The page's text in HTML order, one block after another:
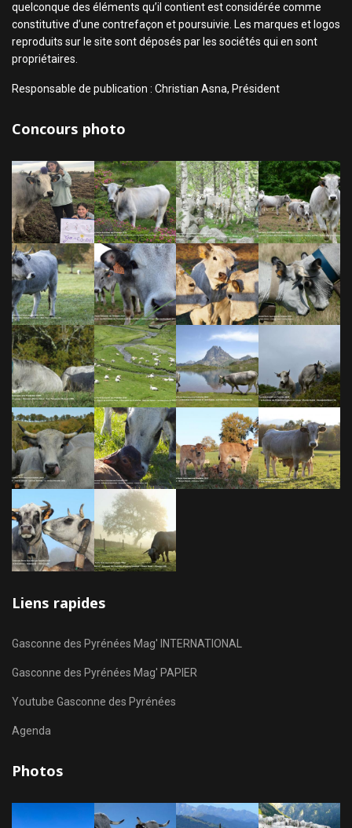
quelconque des éléments qu’il contient est considérée comme
constitutive d’une contrefaçon et poursuivie. Les marques et logos
reproduits sur le site sont déposés par les sociétés qui en sont
propriétaires.
Responsable de publication : Christian Asna, Président
Concours photo
Liens rapides
Gasconne des Pyrénées Mag' INTERNATIONAL
Gasconne des Pyrénées Mag' PAPIER
Youtube Gasconne des Pyrénées
Agenda
Photos